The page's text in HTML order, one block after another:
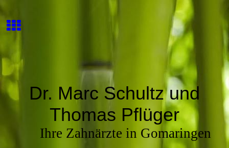
Dr. Marc Schultz und
Thomas Pflüger
Ihre Zahnärzte in Gomaringen